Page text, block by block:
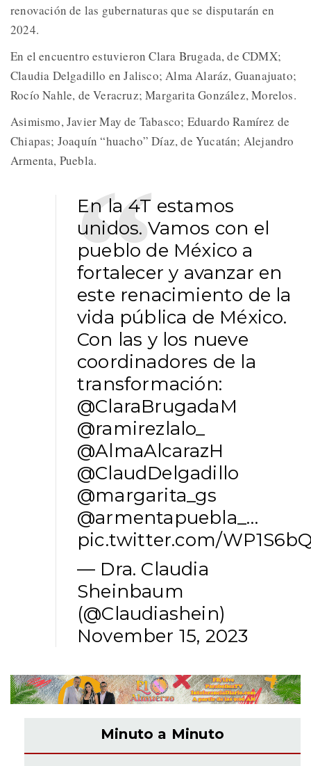
renovación de las gubernaturas que se disputarán en
2024.
En el encuentro estuvieron Clara Brugada, de CDMX;
Claudia Delgadillo en Jalisco; Alma Alaráz, Guanajuato;
Rocío Nahle, de Veracruz; Margarita González, Morelos.
Asimismo, Javier May de Tabasco; Eduardo Ramírez de
Chiapas; Joaquín “huacho” Díaz, de Yucatán; Alejandro
Armenta, Puebla.
En la 4T estamos
unidos. Vamos con el
pueblo de México a
fortalecer y avanzar en
este renacimiento de la
vida pública de México.
Con las y los nueve
coordinadores de la
transformación:
@ClaraBrugadaM
@ramirezlalo_
@AlmaAlcarazH
@ClaudDelgadillo
@margarita_gs
@armentapuebla_…
pic.twitter.com/
— Dra. Claudia
Sheinbaum
(@Claudiashein)
November 15, 2023
Minuto a Minuto